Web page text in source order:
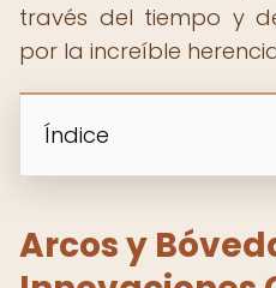
través del tiempo y
por la increíble
Índice
Arcos y